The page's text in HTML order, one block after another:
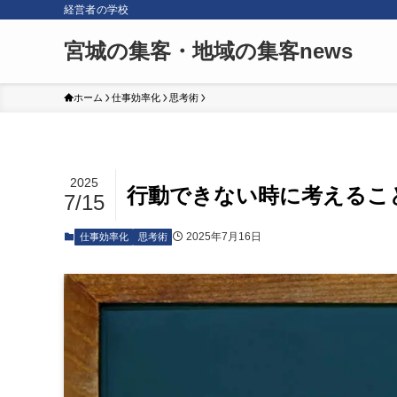
経営者の学校
宮城の集客・地域の集客news
ホーム 仕事効率化 思考術
行動できない時に考えるこ
2025
7/15
仕事効率化 思考術 2025年7月16日